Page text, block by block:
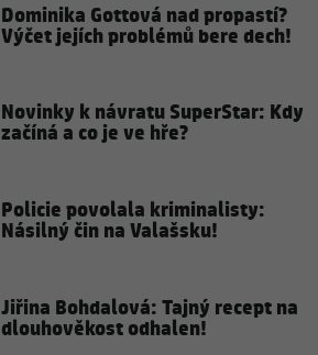
Dominika Gottová nad propastí?
Výčet jejích problémů bere dech!
Novinky k návratu SuperStar: Kdy
začíná a co je ve hře?
Policie povolala kriminalisty:
Násilný čin na Valašsku!
Jiřina Bohdalová: Tajný recept na
dlouhověkost odhalen!